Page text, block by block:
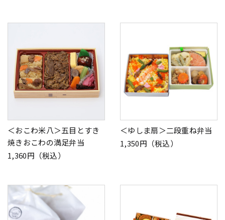
＜おこわ米八＞五目とすき
焼きおこわの満足弁当
1,360円（税込）
＜ゆしま扇＞二段重ね弁当
1,350円（税込）